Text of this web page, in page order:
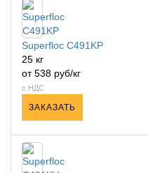
Superfloc C491KP
25 кг
от 538 руб/кг
с НДС
ЗАКАЗАТЬ